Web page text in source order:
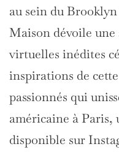
au sein du
Maison dévoile une
virtuelles inédites
inspirations de
passionnés qui
américaine à
disponible sur